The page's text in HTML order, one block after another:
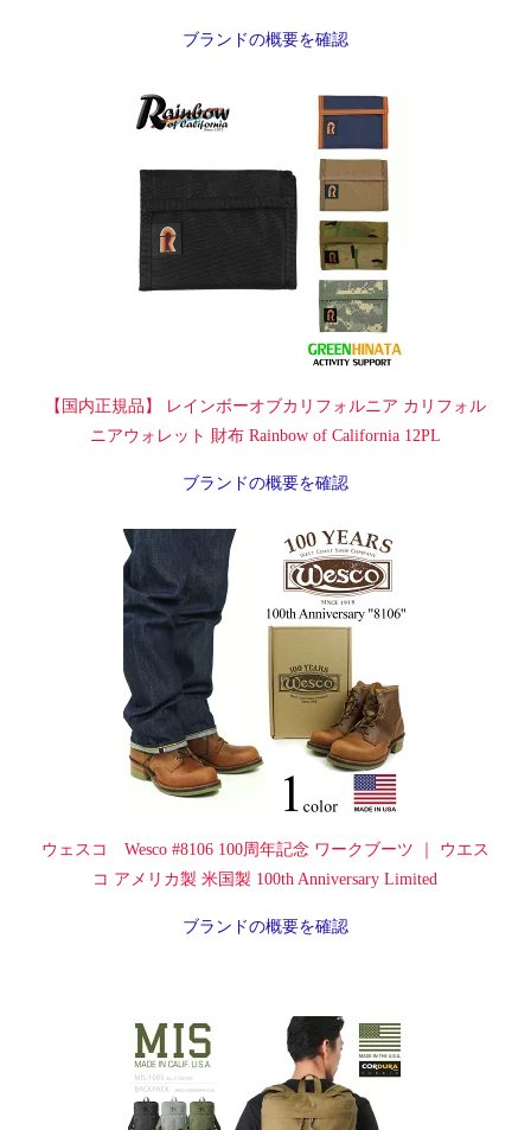
ブランドの概要を確認
【国内正規品】 レインボーオブカリフォルニア カリフォル
ニアウォレット 財布 Rainbow of California 12PL
ブランドの概要を確認
ウェスコ Wesco #8106 100周年記念 ワークブーツ ｜ ウエス
コ アメリカ製 米国製 100th Anniversary Limited
ブランドの概要を確認